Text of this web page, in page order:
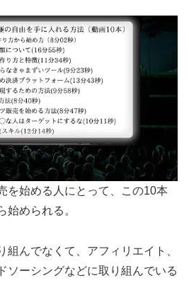
を始める人にとって、この10本
始められる。
組んでなくて、アフィリエイト、
ソーシングなどに取り組んでいる